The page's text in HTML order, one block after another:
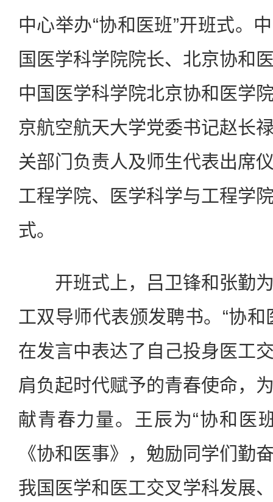
中心举办“协和医班”开班式。
国医学科学院院长、北京协和
中国医学科学院北京协和医学
京航空航天大学党委书记赵长
关部门负责人及师生代表出席
工程学院、医学科学与工程学
式。
开班式上，吕卫锋和张勤为
工双导师代表颁发聘书。“协
在发言中表达了自己投身医工
肩负起时代赋予的青春使命，
献青春力量。王辰为“协和医
《协和医事》，勉励同学们勤
我国医学和医工交叉学科发展